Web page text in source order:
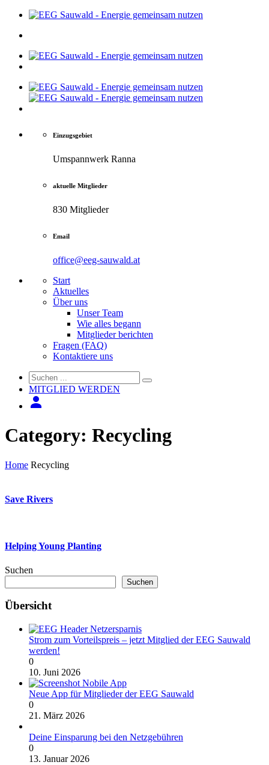
Einzugsgebiet
Umspannwerk Ranna
aktuelle Mitglieder
830 Mitglieder
Email
office@eeg-sauwald.at
Start
Aktuelles
Über uns
Unser Team
Wie alles begann
Mitglieder berichten
Fragen (FAQ)
Kontaktiere uns
MITGLIED WERDEN
Category: Recycling
Home Recycling
Save Rivers
Helping Young Planting
Suchen
Suchen
Übersicht
Strom zum Vorteilspreis – jetzt Mitglied der EEG Sauwald
werden!
0
10. Juni 2026
Neue App für Mitglieder der EEG Sauwald
0
21. März 2026
Deine Einsparung bei den Netzgebühren
0
13. Januar 2026